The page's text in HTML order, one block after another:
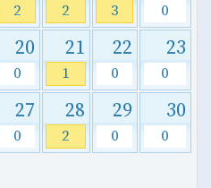
2 2 3 0
20
0
21
1
22
0
23
0
27
0
28
2
29
0
30
0